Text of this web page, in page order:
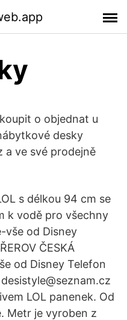
o objednat u
desky
a ve své prodejně
s délkou 94 cm se
k vodě pro všechny
vše od Disney
ČESKÁ
od Disney Telefon
LOL panenek. Od
Metr je vyroben z